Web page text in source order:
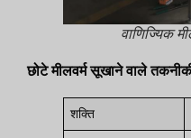
वाणिज्यिक
छोटे मीलवर्म सूखाने वाले
शक्ति